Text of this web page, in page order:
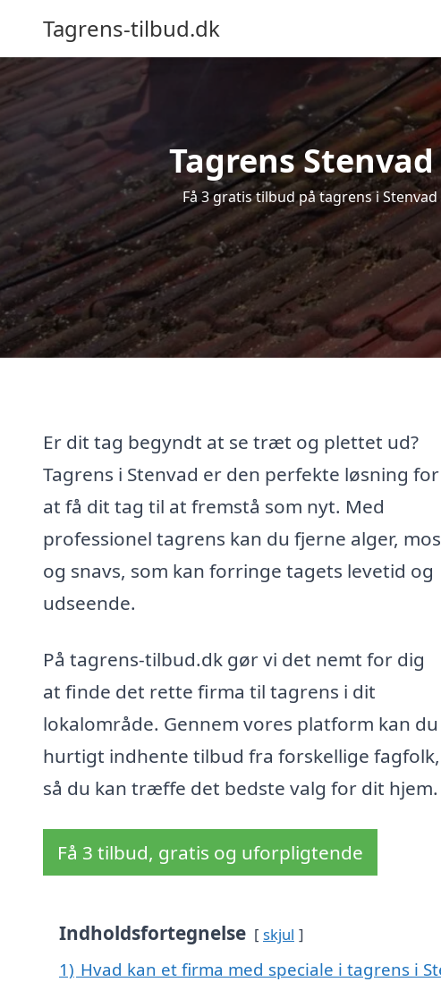
Tagrens-tilbud.dk
Tagrens
Få 3 gratis tilbud på tagrens i
Er dit tag begyndt at se træt og plettet ud?
Tagrens i Stenvad er den perfekte løsning for
at få dit tag til at fremstå som nyt. Med
professionel tagrens kan du fjerne alger, mos
og snavs, som kan forringe tagets levetid og
udseende.
På tagrens-tilbud.dk gør vi det nemt for dig
at finde det rette firma til tagrens i dit
lokalområde. Gennem vores platform kan du
hurtigt indhente tilbud fra forskellige fagfolk,
så du kan træffe det bedste valg for dit hjem.
Få 3 tilbud, gratis og uforpligtende
Indholdsfortegnelse skjul
1) Hvad kan et firma med speciale i tagrens i